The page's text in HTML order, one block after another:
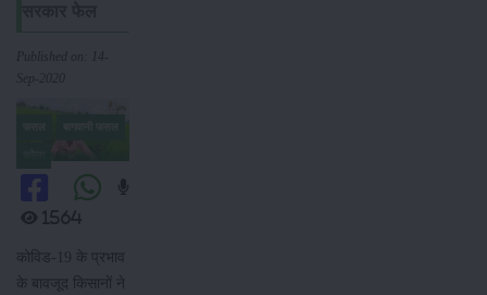
Published on: 14-
Sep-2020
1564
कोविड-19 के प्रभाव
के बावजूद किसानों ने